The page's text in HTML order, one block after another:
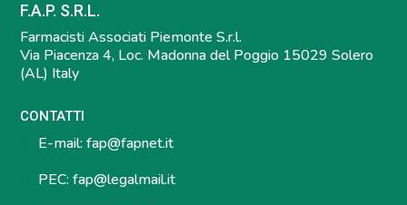
F.A.P. S.R.L.
Farmacisti Associati Piemonte S.r.l.
Via Piacenza 4, Loc. Madonna del Poggio 15029 Solero
(AL) Italy
CONTATTI
E-mail: fap@fapnet.it
PEC: fap@legalmail.it